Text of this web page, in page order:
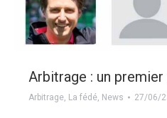
Arbitrage : un
Arbitrage, La fédé, News 27/06/